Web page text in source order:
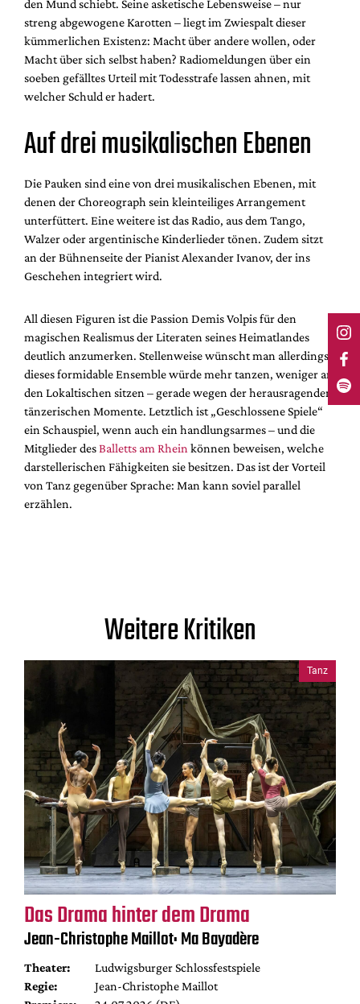
den Mund schiebt. Seine asketische Lebensweise – nur
streng abgewogene Karotten – liegt im Zwiespalt dieser
kümmerlichen Existenz: Macht über andere wollen, oder
Macht über sich selbst haben? Radiomeldungen über ein
soeben gefälltes Urteil mit Todesstrafe lassen ahnen, mit
welcher Schuld er hadert.
Auf drei musikalischen Ebenen
Die Pauken sind eine von drei musikalischen Ebenen, mit
denen der Choreograph sein kleinteiliges Arrangement
unterfüttert. Eine weitere ist das Radio, aus dem Tango,
Walzer oder argentinische Kinderlieder tönen. Zudem sitzt
an der Bühnenseite der Pianist Alexander Ivanov, der ins
Geschehen integriert wird.
All diesen Figuren ist die Passion Demis Volpis für den
magischen Realismus der Literaten seines Heimatlandes
deutlich anzumerken. Stellenweise wünscht man allerdings,
dieses formidable Ensemble würde mehr tanzen, weniger an
den Lokaltischen sitzen – gerade wegen der herausragenden
tänzerischen Momente. Letztlich ist „Geschlossene Spiele“
ein Schauspiel, wenn auch ein handlungsarmes – und die
Mitglieder desBalletts am Rhein können beweisen, welche
darstellerischen Fähigkeiten sie besitzen. Das ist der Vorteil
von Tanz gegenüber Sprache: Man kann soviel parallel
erzählen.
Weitere Kritiken
Tanz
Das Drama hinter dem Drama
Jean-Christophe Maillot: Ma Bayadère
Theater:
Ludwigsburger Schlossfestspiele
Regie:
Jean-Christophe Maillot